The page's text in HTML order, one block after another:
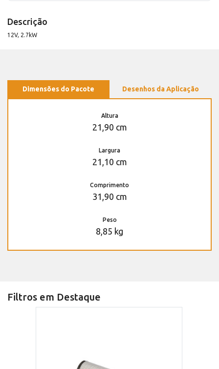
Descrição
12V, 2.7kW
Dimensões do Pacote Desenhos da Aplicação
Altura
21,90 cm
Largura
21,10 cm
Comprimento
31,90 cm
Peso
8,85 kg
Filtros em Destaque